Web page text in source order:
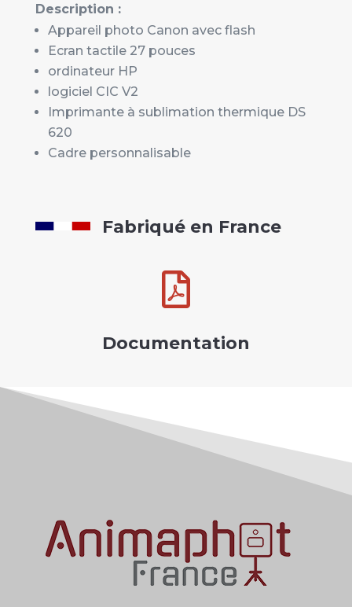
Description :
Appareil photo Canon avec flash
Ecran tactile 27 pouces
ordinateur HP
logiciel CIC V2
Imprimante à sublimation thermique DS
620
Cadre personnalisable
Fabriqué en France

Documentation